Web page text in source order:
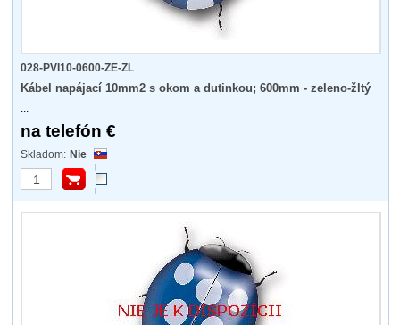
028-PVI10-0600-ZE-ZL
Kábel napájací 10mm2 s okom a dutinkou; 600mm - zeleno-žltý
...
na telefón €
Nie